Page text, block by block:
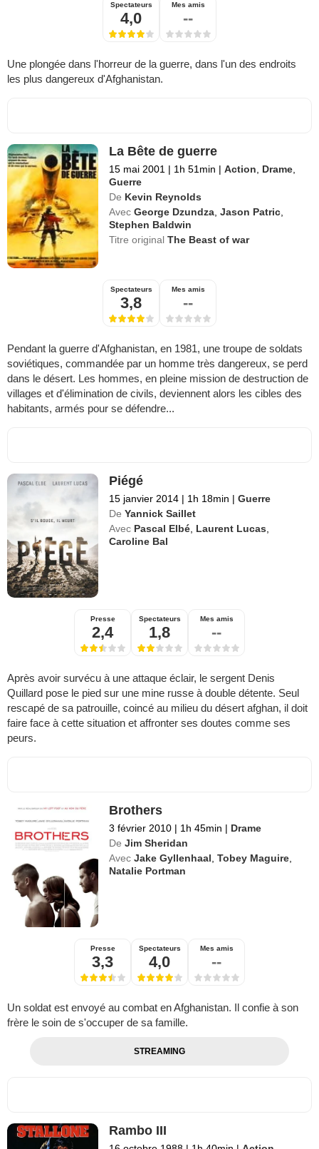
Spectateurs
4,0
Mes amis
--
Une plongée dans l'horreur de la guerre, dans l'un des endroits
les plus dangereux d'Afghanistan.
La Bête de guerre
15 mai 2001 | 1h 51min | Action Drame
Guerre
De Kevin Reynolds
Avec George Dzundza ,Jason Patric
Stephen Baldwin
Titre originalThe Beast of war
Spectateurs
3,8
Mes amis
--
Pendant la guerre d'Afghanistan, en 1981, une troupe de soldats
soviétiques, commandée par un homme très dangereux, se perd
dans le désert. Les hommes, en pleine mission de destruction de
villages et d'élimination de civils, deviennent alors les cibles des
habitants, armés pour se défendre...
Piégé
15 janvier 2014 | 1h 18min | Guerre
De Yannick Saillet
Avec Pascal Elbé Laurent Lucas
Caroline Bal
Presse
2,4
Spectateurs
1,8
Mes amis
--
Après avoir survécu à une attaque éclair, le sergent Denis
Quillard pose le pied sur une mine russe à double détente. Seul
rescapé de sa patrouille, coincé au milieu du désert afghan, il doit
faire face à cette situation et affronter ses doutes comme ses
peurs.
Brothers
3 février 2010 | 1h 45min | Drame
De Jim Sheridan
Avec Jake Gyllenhaal ,Tobey Maguire
Natalie Portman
Presse
3,3
Spectateurs
4,0
Mes amis
--
Un soldat est envoyé au combat en Afghanistan. Il confie à son
frère le soin de s'occuper de sa famille.
STREAMING
Rambo III